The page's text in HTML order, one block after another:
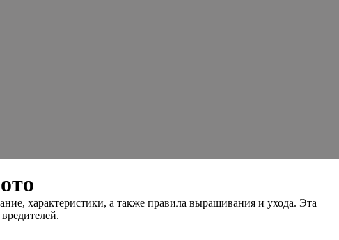
характеристики, а также правила выращивания и ухода. Эта